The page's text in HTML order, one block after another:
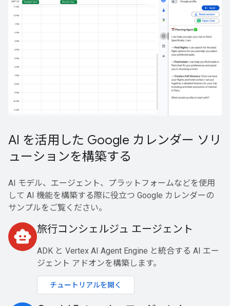
AI を活用した Google カレンダー ソリ
ューションを構築する
AI モデル、エージェント、プラットフォームなどを使用
して AI 機能を構築する際に役立つ Google カレンダーの
サンプルをご覧ください。
smart_toy 旅行コンシェルジュ エージェント
ADK と Vertex AI Agent Engine と統合する AI エー
ジェント アドオンを構築します。
チュートリアルを開く